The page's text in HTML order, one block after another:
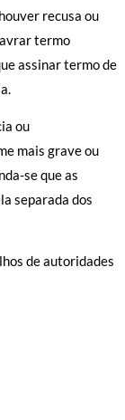
recusa ou
termo
assinar termo de
ou
mais grave ou
se que as
separada dos
de autoridades